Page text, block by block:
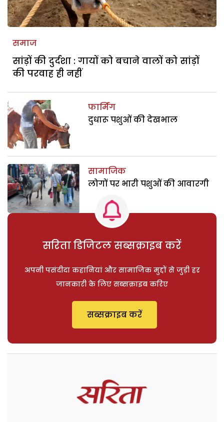
समाज
सांड़ों की दुर्दशा : गायों को बचाने वालों को सांड़ों
की परवाह ही नहीं
फार्मिंग
दुधारू पशुओं की देखभाल
सामाजिक
लोगों पर भारी पशुओं की आवारगी
सरिता डिजिटल सब्सक्राइब करें
अपनी पसंदीदा कहानियां और सामाजिक मुद्दों से जुड़ी हर
जानकारी के लिए सब्सक्राइब करिए
सब्सक्राइब करें